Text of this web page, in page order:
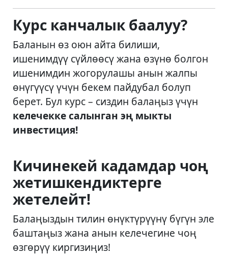
Курс канчалык баалуу?
Баланын өз оюн айта билиши,
ишенимдүү сүйлөөсү жана өзүнө болгон
ишенимдин жогорулашы анын жалпы
өнүгүүсү үчүн бекем пайдубал болуп
берет. Бул курс – сиздин балаңыз үчүн
келечекке салынган эң мыкты
инвестиция!
Кичинекей кадамдар чоң
жетишкендиктерге
жетелейт!
Балаңыздын тилин өнүктүрүүнү бүгүн эле
баштаңыз жана анын келечегине чоң
өзгөрүү киргизиңиз!